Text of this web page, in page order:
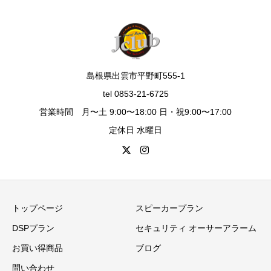
島根県出雲市平野町555-1
tel 0853-21-6725
営業時間 月〜土 9:00〜18:00 日・祝9:00〜17:00
定休日 水曜日
トップページ スピーカープラン
DSPプラン セキュリティ オーサーアラーム
お買い得商品 ブログ
問い合わせ